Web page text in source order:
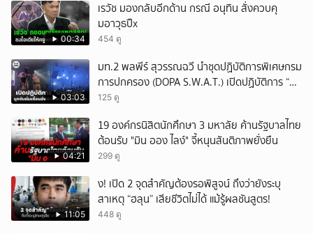
00:34
เรวัช มองกลับอีกด้าน กรณี อนุทิน สั่งควบคุ
มอาวุธปืx
454 ดู
03:03
มท.2 พลพีร์ สุวรรณฉวี นำชุดปฏิบัติการพิเศษกรม
การปกครอง (DOPA S.W.A.T.) เปิดปฏิบัติการ “บา
รมีโสธร” บุกจับผับเถื่อนอัพยา กลางเมืองแปดริ้ว
125 ดู
04:21
19 องค์กรนิสิตนักศึกษา 3 มหาลัย ค้านรัฐบาลไทย
ต้อนรับ "มิน ออง ไลง์" จี้หนุนสันติภาพยั่งยืน
299 ดู
11:05
ึ้ง! เปิด 2 จุดสำคัญต้องรอพิสูจน์ ถึงว่ายังระบุ
สาเหตุ “ฮลุน” เสียชีวิตไม่ได้ แม้รู้ผลชันสูตร!
448 ดู